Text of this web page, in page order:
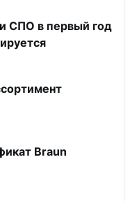
СПО в первый год
Braun